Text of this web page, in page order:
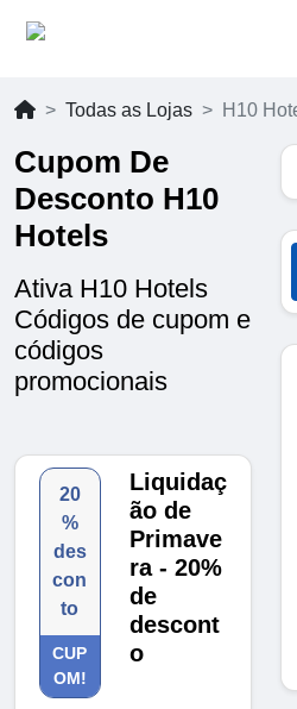
Todas as Lojas H10
Cupom De
Desconto H10
Hotels
Ativa H10 Hotels
Códigos de cupom e
códigos
promocionais
20
%
des
con
to
CUP
OM!
Liquidaç
ão de
Primave
ra - 20%
de
descont
o